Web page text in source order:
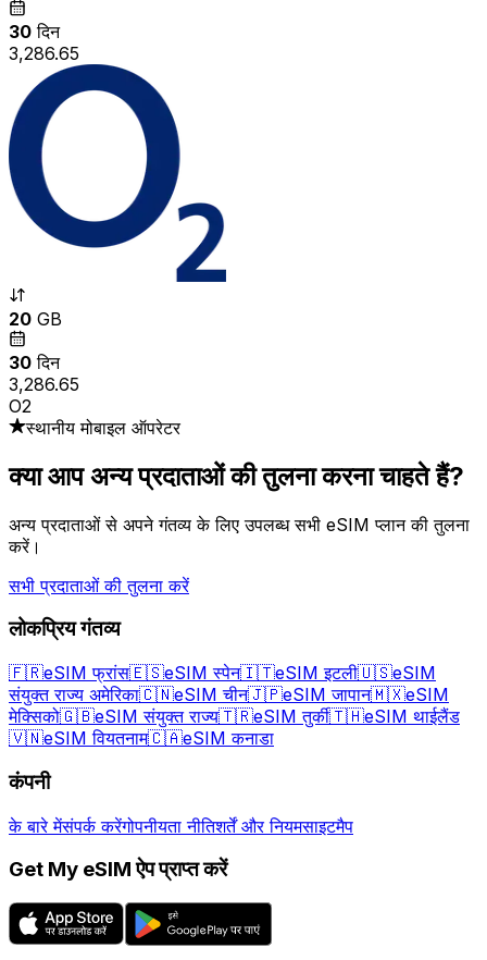
30 दिन
₹3,286.65
20 GB
30 दिन
₹3,286.65
O2
स्थानीय मोबाइल ऑपरेटर
क्या आप अन्य प्रदाताओं की तुलना करना चाहते हैं?
अन्य प्रदाताओं से अपने गंतव्य के लिए उपलब्ध सभी eSIM प्लान की तुलना
करें।
सभी प्रदाताओं की तुलना करें
लोकप्रिय गंतव्य
🇫🇷eSIM फ्रांस🇪🇸eSIM स्पेन🇮🇹eSIM इटली🇺🇸eSIM
संयुक्त राज्य अमेरिका🇨🇳eSIM चीन🇯🇵eSIM जापान🇲🇽eSIM
मेक्सिको🇬🇧eSIM संयुक्त राज्य🇹🇷eSIM तुर्की🇹🇭eSIM थाईलैंड
🇻🇳eSIM वियतनाम🇨🇦eSIM कनाडा
कंपनी
के बारे मेंसंपर्क करेंगोपनीयता नीतिशर्तें और नियमसाइटमैप
Get My eSIM ऐप प्राप्त करें